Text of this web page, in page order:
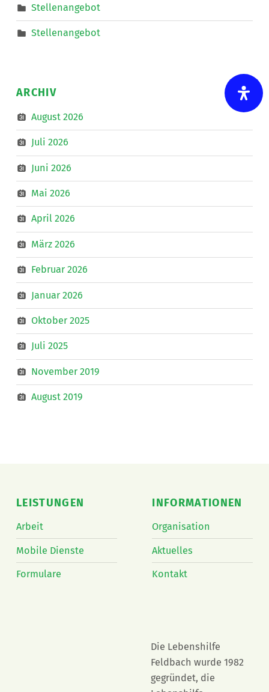
für
Stellenangebot
Stellenangebot
ARCHIV
August 2026
Juli 2026
Juni 2026
Mai 2026
April 2026
März 2026
Februar 2026
Januar 2026
Oktober 2025
Juli 2025
November 2019
August 2019
LEISTUNGEN
Arbeit
Mobile Dienste
Formulare
INFORMATIONEN
Organisation
Aktuelles
Kontakt
Die Lebenshilfe
Feldbach wurde 1982
gegründet, die